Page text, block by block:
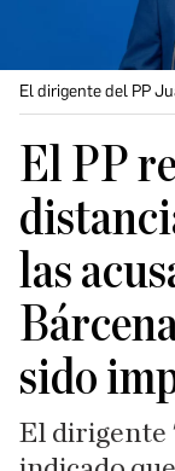
El dirigente del PP
El PP
las
sido
El dirigente